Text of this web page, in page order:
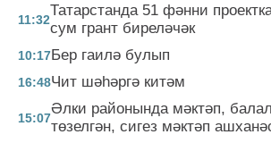
11:32
Татарстанда 51 фәнни
сум грант биреләчәк
10:17Бер гаилә булып
16:48Чит шәһәргә китәм
15:07
Әлки районында мәктәп,
төзелгән, сигез мәктәп